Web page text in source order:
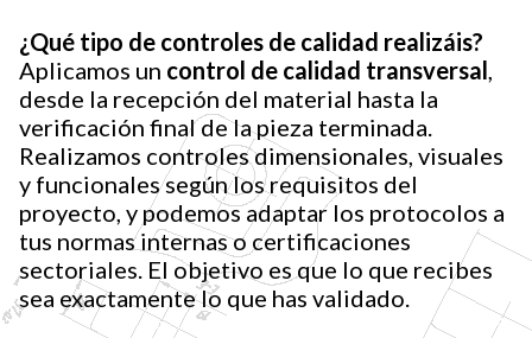
¿Qué tipo de controles de calidad realizáis?
Aplicamos un control de calidad transversal,
desde la recepción del material hasta la
verificación final de la pieza terminada.
Realizamos controles dimensionales, visuales
y funcionales según los requisitos del
proyecto, y podemos adaptar los protocolos a
tus normas internas o certificaciones
sectoriales. El objetivo es que lo que recibes
sea exactamente lo que has validado.